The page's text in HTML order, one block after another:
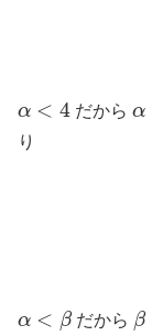
α < 4 だからα
り
α < βだから β